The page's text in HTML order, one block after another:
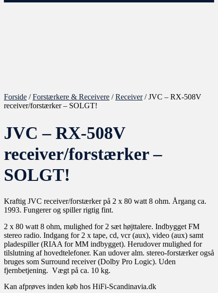
Forside /Forstærkere & Receivere /Receiver/ JVC – RX-508V
receiver/forstærker – SOLGT!
JVC – RX-508V
receiver/forstærker –
SOLGT!
Kraftig JVC receiver/forstærker på 2 x 80 watt 8 ohm. Årgang ca.
1993. Fungerer og spiller rigtig fint.
2 x 80 watt 8 ohm, mulighed for 2 sæt højttalere. Indbygget FM
stereo radio. Indgang for 2 x tape, cd, vcr (aux), video (aux) samt
pladespiller (RIAA for MM indbygget). Herudover mulighed for
tilslutning af hovedtelefoner. Kan udover alm. stereo-forstærker også
bruges som Surround receiver (Dolby Pro Logic). Uden
fjernbetjening. Vægt på ca. 10 kg.
Kan afprøves inden køb hos HiFi-Scandinavia.dk